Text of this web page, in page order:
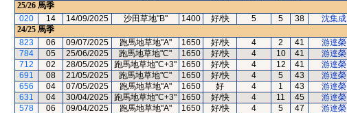
25/26 馬季
020
14 14/09/2025 沙田草地"B" 1400 好/快 5 5 38 沈集成
24/25 馬季
823
06 09/07/2025 跑馬地草地"A" 1650 好/快 4 2 41 游達榮
784
05 25/06/2025 跑馬地草地"C" 1650 好/快 4 10 41 游達榮
712
02 28/05/2025 跑馬地草地"C+3" 1650 好/快 4 12 41 游達榮
691
08 21/05/2025 跑馬地草地"C" 1650 好/快 4 5 43 游達榮
656
04 07/05/2025 跑馬地草地"A" 1650 好 4 1 43 游達榮
631
04 30/04/2025 跑馬地草地"C+3" 1650 好/快 4 11 45 游達榮
578
06 09/04/2025 跑馬地草地"A" 1650 好/快 4 5 47 游達榮